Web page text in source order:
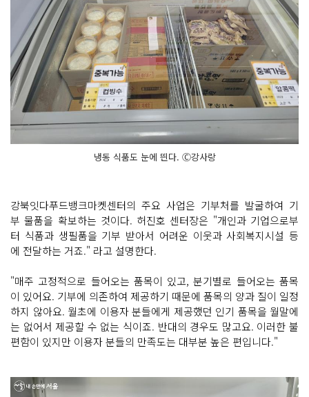
냉동 식품도 눈에 띈다. Ⓒ강사랑
강북잇다푸드뱅크마켓센터의 주요 사업은 기부처를 발굴하여 기
부 물품을 확보하는 것이다. 허진호 센터장은 "개인과 기업으로부
터 식품과 생필품을 기부 받아서 어려운 이웃과 사회복지시설 등
에 전달하는 거죠." 라고 설명한다.
"매주 고정적으로 들어오는 품목이 있고, 분기별로 들어오는 품목
이 있어요. 기부에 의존하여 제공하기 때문에 품목의 양과 질이 일정
하지 않아요. 월초에 이용자 분들에게 제공했던 인기 품목을 월말에
는 없어서 제공할 수 없는 식이죠. 반대의 경우도 많고요. 이러한 불
편함이 있지만 이용자 분들의 만족도는 대부분 높은 편입니다."